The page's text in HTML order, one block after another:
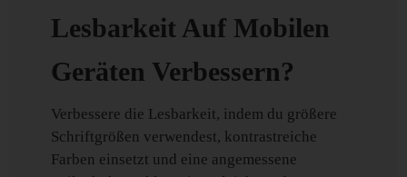
Lesbarkeit Auf Mobilen
Geräten Verbessern?
Verbessere die Lesbarkeit, indem du größere
Schriftgrößen verwendest, kontrastreiche
Farben einsetzt und eine angemessene